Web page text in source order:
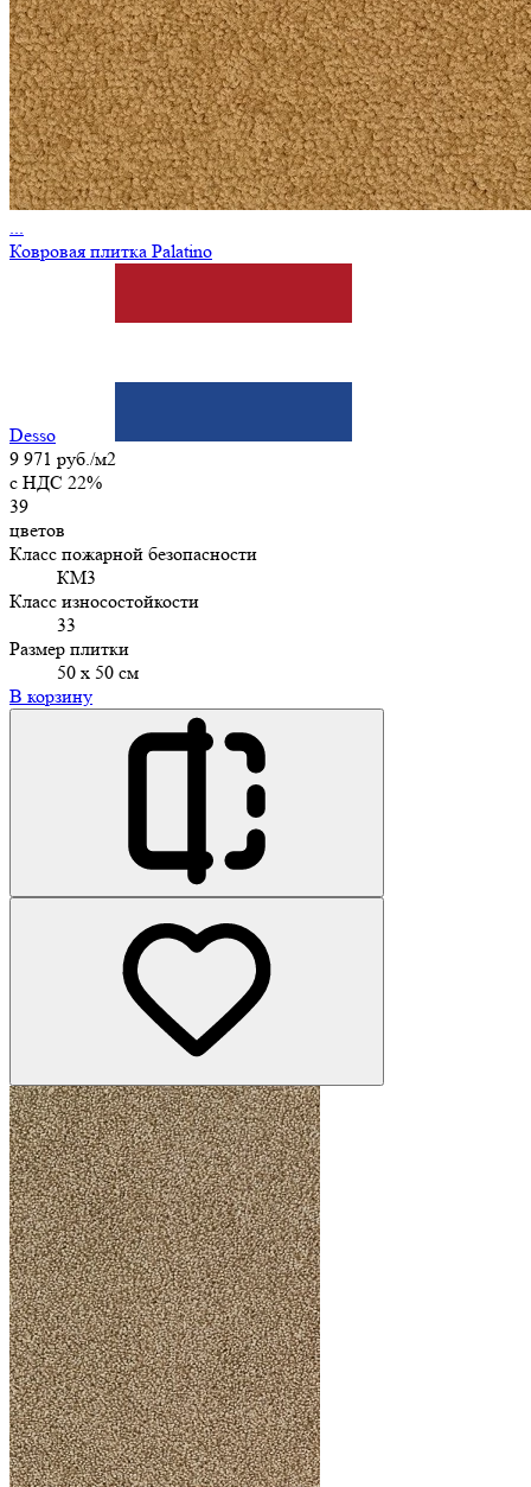
...
Ковровая плитка Palatino
Desso
9 971 руб./м2
c НДС 22%
39
цветов
Класс пожарной безопасности
КМ3
Класс износостойкости
33
Размер плитки
50 х 50 см
В корзину